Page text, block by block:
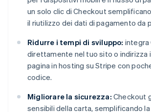
un solo clic di Checkout
il riutilizzo dei dati di pagamento da
Ridurre i tempi di sviluppo: integra
direttamente nel tuo sito o indirizza
pagina in hosting su Stripe con
codice.
Migliorare la sicurezza: Checkout
sensibili della carta, semplificando